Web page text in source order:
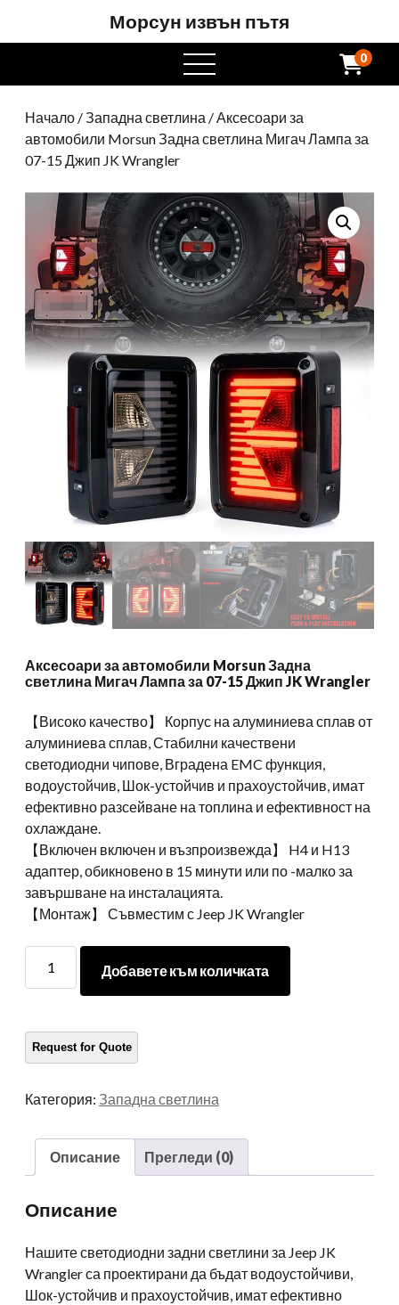
Морсун извън пътя
Отворете
менюто
0
Начало /Западна светлина / Аксесоари за
автомобили Morsun Задна светлина Мигач Лампа за
07-15 Джип JK Wrangler
Аксесоари за автомобили Morsun Задна
светлина Мигач Лампа за 07-15 Джип JK Wrangler
【Високо качество】 Корпус на алуминиева сплав от
алуминиева сплав, Стабилни качествени
светодиодни чипове, Вградена EMC функция,
водоустойчив, Шок-устойчив и прахоустойчив, имат
ефективно разсейване на топлина и ефективност на
охлаждане.
【Включен включен и възпроизвежда】 H4 и H13
адаптер, обикновено в 15 минути или по -малко за
завършване на инсталацията.
【Монтаж】 Съвместим с Jeep JK Wrangler
автомобили
Задна
светлина
Лампа
JK
количество
Добавете към количката
Категория: Западна светлина
Описание Прегледи (0)
Описание
Нашите светодиодни задни светлини за Jeep JK
Wrangler са проектирани да бъдат водоустойчиви,
Шок-устойчив и прахоустойчив, имат ефективно